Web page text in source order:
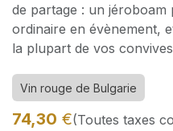
de partage : un
ordinaire en évènement,
la plupart de vos
Vin rouge de Bulgarie
74,30 €(Toutes taxes